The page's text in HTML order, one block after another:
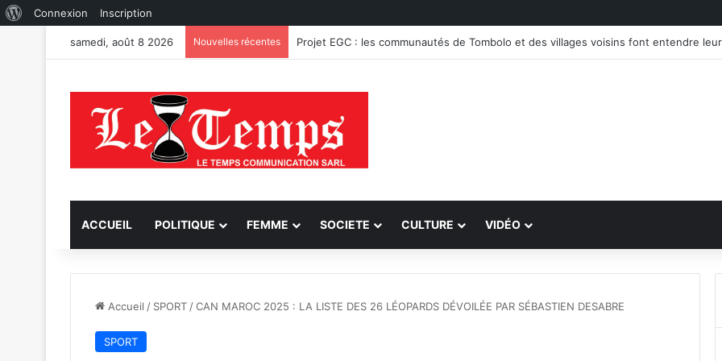
WordPress
Connexion Inscription
samedi, août 8 2026 Nouvelles récentes Fungurume : trois groupes de présumés bandits démantelés à Tenke, Kafwaya et
ACCUEIL POLITIQUE FEMME SOCIETE CULTURE VIDÉO
Accueil / SPORT/CAN MAROC 2025 : LA LISTE DES 26 LÉOPARDS DÉVOILÉE PAR SÉBASTIEN DESABRE
SPORT